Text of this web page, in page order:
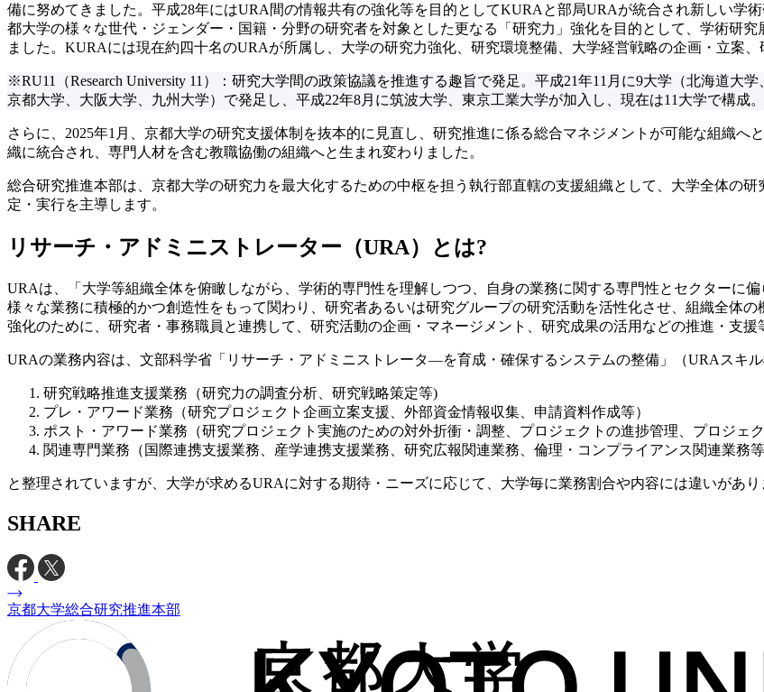
備に努めてきました。平成28年にはURA間の情報共有の強化等を目的としてKURAと部局URAが統合され新しい学
都大学の様々な世代・ジェンダー・国籍・分野の研究者を対象とした更なる「研究力」強化を目的として、学術研
ました。KURAには現在約四十名のURAが所属し、大学の研究力強化、研究環境整備、大学経営戦略の企画・立案
※RU11（Research University 11）：研究大学間の政策協議を推進する趣旨で発足。平成21年11月に9大学（北海道大
京都大学、大阪大学、九州大学）で発足し、平成22年8月に筑波大学、東京工業大学が加入し、現在は11大学で構成。
さらに、2025年1月、京都大学の研究支援体制を抜本的に見直し、研究推進に係る総合マネジメントが可能な組織
織に統合され、専門人材を含む教職協働の組織へと生まれ変わりました。
総合研究推進本部は、京都大学の研究力を最大化するための中枢を担う執行部直轄の支援組織として、大学全体の
定・実行を主導します。
リサーチ・アドミニストレーター（URA）とは?
URAは、「大学等組織全体を俯瞰しながら、学術的専門性を理解しつつ、自身の業務に関する専門性とセクターに
様々な業務に積極的かつ創造性をもって関わり、研究者あるいは研究グループの研究活動を活性化させ、組織全体
強化のために、研究者・事務職員と連携して、研究活動の企画・マネージメント、研究成果の活用などの推進・支援
URAの業務内容は、文部科学省「リサーチ・アドミニストレータ―を育成・確保するシステムの整備」（URAスキル
研究戦略推進支援業務（研究力の調査分析、研究戦略策定等)
プレ・アワード業務（研究プロジェクト企画立案支援、外部資金情報収集、申請資料作成等）
ポスト・アワード業務（研究プロジェクト実施のための対外折衝・調整、プロジェクトの進捗管理、プロジェ
関連専門業務（国際連携支援業務、産学連携支援業務、研究広報関連業務、倫理・コンプライアンス関連業務等
と整理されていますが、大学が求めるURAに対する期待・ニーズに応じて、大学毎に業務割合や内容には違いがあり
SHARE
京都大学総合研究推進本部